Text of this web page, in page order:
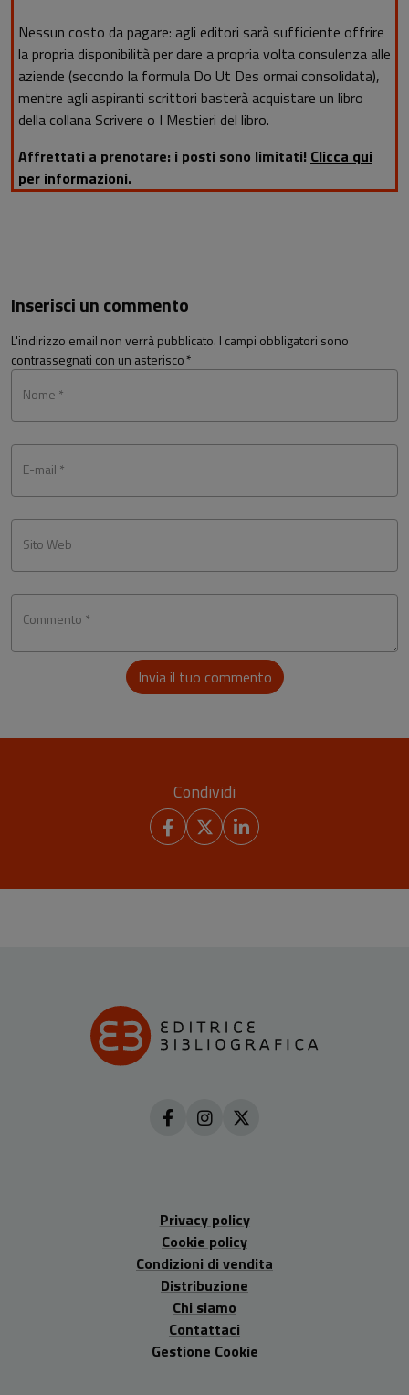
Nessun costo da pagare: agli editori sarà sufficiente offrire
la propria disponibilità per dare a propria volta consulenza alle
aziende (secondo la formula Do Ut Des ormai consolidata),
mentre agli aspiranti scrittori basterà acquistare un libro
della collana Scrivere o I Mestieri del libro.
Affrettati a prenotare: i posti sono limitati! Clicca qui
per informazioni.
Inserisci un commento
L'indirizzo email non verrà pubblicato. I campi obbligatori sono
contrassegnati con un asterisco*
Nome *
E-mail *
Sito Web
Commento *
Invia il tuo commento
Condividi
Privacy policy
Cookie policy
Condizioni di vendita
Distribuzione
Chi siamo
Contattaci
Gestione Cookie